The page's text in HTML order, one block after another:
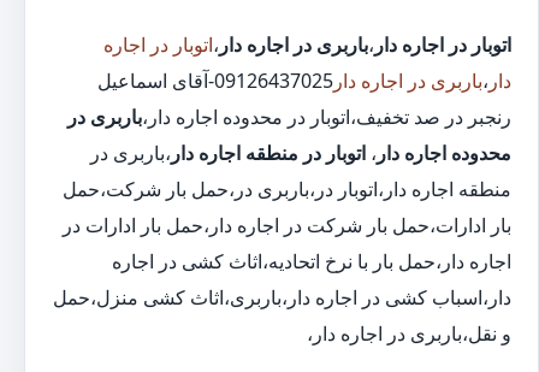
اتوبار در اجاره دار ،باربری در اجاره دار ،اتوبار در اجاره
دار ،باربری در اجاره دار
09126437025-آقای اسماعیل
رنجبر در صد تخفیف،اتوبار در محدوده اجاره دار،باربری در
محدوده اجاره دار ، اتوبار در منطقه اجاره دار ،باربری در
منطقه اجاره دار،اتوبار در،باربری در،حمل بار شرکت،حمل
بار ادارات،حمل بار شرکت در اجاره دار،حمل بار ادارات در
اجاره دار،حمل بار با نرخ اتحادیه،اثاث کشی در اجاره
دار،اسباب کشی در اجاره دار،باربری،اثاث کشی منزل،حمل
و نقل،باربری در اجاره دار،